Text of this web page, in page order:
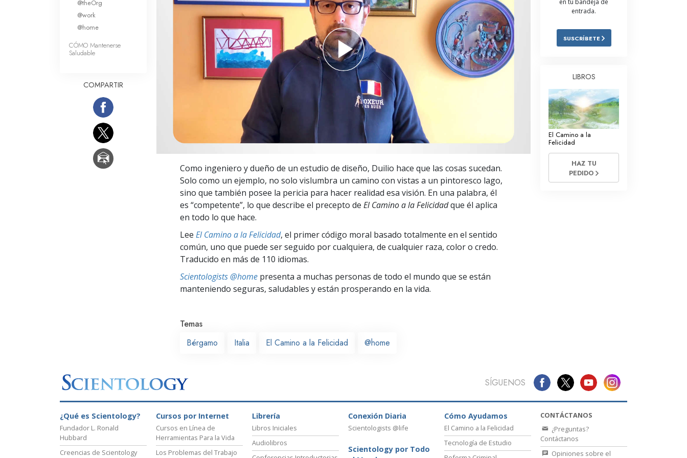
Amor y Odio: ¿Qué es Grandeza?
Respuestas a las Drogas
Los Niños
Herramientas para el Entorno Laboral
La Causa de la Supresión
Investigaciones
Los Fundamentos de la Organización
Los Fundamentos de las Relaciones
Como ingeniero y dueño de un estudio de diseño, Duilio hace que las cosas sucedan.
Solo como un ejemplo, no solo vislumbra un camino con vistas a un pintoresco lago,
sino que también posee la pericia para hacer realidad esa visión. En una palabra, él
es “competente”, lo que describe el precepto de El Camino a la Felicidadque él aplica
en todo lo que hace.
Lee El Camino a la Felicidad, el primer código moral basado totalmente en el sentido
común, uno que puede ser seguido por cualquiera, de cualquier raza, color o credo.
Traducido en más de 110 idiomas.
Scientologists @home presenta a muchas personas de todo el mundo que se están
manteniendo seguras, saludables y están prosperando en la vida.
Temas
Bérgamo
Italia El Camino a la Felicidad @home
@theOrg
@work
@home
CÓMO Mantenerse
Saludable
COMPARTIR
en tu bandeja de
entrada.
SUSCRÍBETE
LIBROS
El Camino a la
Felicidad
HAZ TU
PEDIDO
SÍGUENOS
¿Qué es Scientology?
Fundador L. Ronald
Hubbard
Creencias de Scientology
Cursos por Internet
Cursos en Línea de
Herramientas Para la Vida
Los Problemas del Trabajo
Librería
Libros Iniciales
Audiolibros
Conexión Diaria
Scientologists @life
Scientology por Todo
Cómo Ayudamos
El Camino a la Felicidad
Tecnología de Estudio
CONTÁCTANOS
¿Preguntas?
Contáctanos
Opiniones sobre el